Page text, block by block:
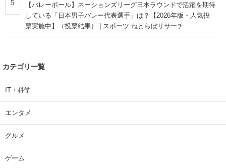
5
【バレーボール】ネーションズリーグ日本ラウンドで活躍を期待
している「日本男子バレー代表選手」は？【2026年版・人気投
票実施中】（投票結果） | スポーツ ねとらぼリサーチ
カテゴリ一覧
IT・科学
エンタメ
グルメ
ゲーム